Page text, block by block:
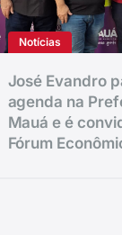
Notícias
José Evandro
agenda na
Mauá e é
Fórum